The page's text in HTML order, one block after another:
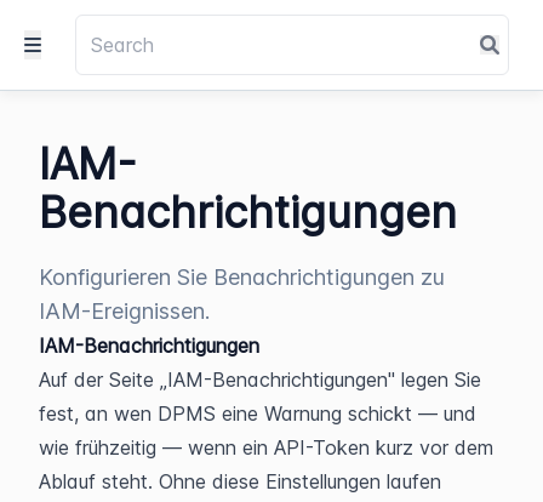
IAM-
Benachrichtigungen
Konfigurieren Sie Benachrichtigungen zu
IAM-Ereignissen.
IAM-Benachrichtigungen
Auf der Seite „IAM-Benachrichtigungen" legen Sie
fest, an wen DPMS eine Warnung schickt — und
wie frühzeitig — wenn ein API-Token kurz vor dem
Ablauf steht. Ohne diese Einstellungen laufen